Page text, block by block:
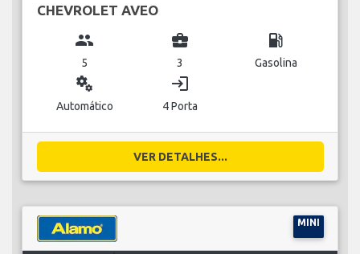
CHEVROLET AVEO
group
5
business_center
3
local_gas_station
Gasolina
miscellaneous_services
Automático
login
4 Porta
VER DETALHES...
MINI